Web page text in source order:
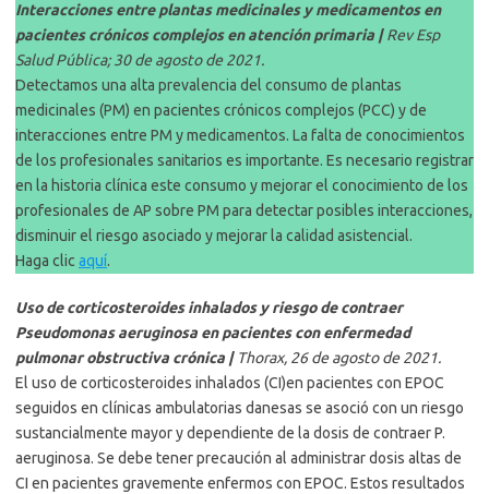
Interacciones entre plantas medicinales y medicamentos en
pacientes crónicos complejos en atención primaria |Rev Esp
Salud Pública; 30 de agosto de 2021.
Detectamos una alta prevalencia del consumo de plantas
medicinales (PM) en pacientes crónicos complejos (PCC) y de
interacciones entre PM y medicamentos. La falta de conocimientos
de los profesionales sanitarios es importante. Es necesario registrar
en la historia clínica este consumo y mejorar el conocimiento de los
profesionales de AP sobre PM para detectar posibles interacciones,
disminuir el riesgo asociado y mejorar la calidad asistencial.
Haga clic aquí.
Uso de corticosteroides inhalados y riesgo de contraer
Pseudomonas aeruginosa en pacientes con enfermedad
pulmonar obstructiva crónica | Thorax, 26 de agosto de 2021.
El uso de corticosteroides inhalados (CI)en pacientes con EPOC
seguidos en clínicas ambulatorias danesas se asoció con un riesgo
sustancialmente mayor y dependiente de la dosis de contraer P.
aeruginosa. Se debe tener precaución al administrar dosis altas de
CI en pacientes gravemente enfermos con EPOC. Estos resultados